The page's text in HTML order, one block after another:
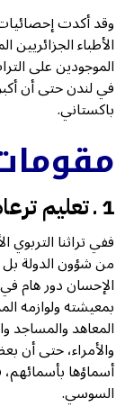
وقد أكدت
الأطباء
الموجودين على
في لندن حتى أن
باكستاني.
1 ـ تعليم ترعاه الأمة وتنفق عليه
ففي تراثنا
من شؤون الدولة بل
الإحسان دور هام
بمعيشته ولوازمه
المعاهد والمساجد
والأمراء، حتى
أسماؤها
السوسي.